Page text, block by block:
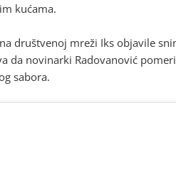
kućama.
društvenoj mreži Iks objavile
da novinarki Radovanović
sabora.